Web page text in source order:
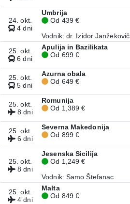
24. okt.
4 dni
Umbrija
Od 439 €
Vodnik: dr. Izidor Janžekovič
25. okt.
6 dni
Apulija in Bazilikata
Od 699 €
25. okt.
5 dni
Azurna obala
Od 649 €
25. okt.
8 dni
Romunija
Od 1,389 €
25. okt.
6 dni
Severna Makedonija
Od 899 €
25. okt.
8 dni
Jesenska Sicilija
Od 1,249 €
Vodnik: Samo Štefanac
25. okt.
4 dni
Malta
Od 849 €